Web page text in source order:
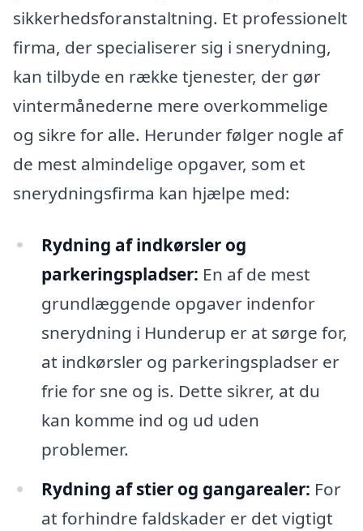
sikkerhedsforanstaltning. Et professionelt
firma, der specialiserer sig i snerydning,
kan tilbyde en række tjenester, der gør
vintermånederne mere overkommelige
og sikre for alle. Herunder følger nogle af
de mest almindelige opgaver, som et
snerydningsfirma kan hjælpe med:
Rydning af indkørsler og
parkeringspladser: En af de mest
grundlæggende opgaver indenfor
snerydning i Hunderup er at sørge for,
at indkørsler og parkeringspladser er
frie for sne og is. Dette sikrer, at du
kan komme ind og ud uden
problemer.
Rydning af stier og gangarealer: For
at forhindre faldskader er det vigtigt